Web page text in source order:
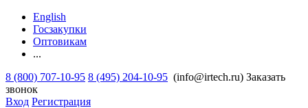
English
Госзакупки
Оптовикам
...
8 (800) 707-10-95 8 (495) 204-10-95 (info@irtech.ru) Заказать
звонок
Вход Регистрация